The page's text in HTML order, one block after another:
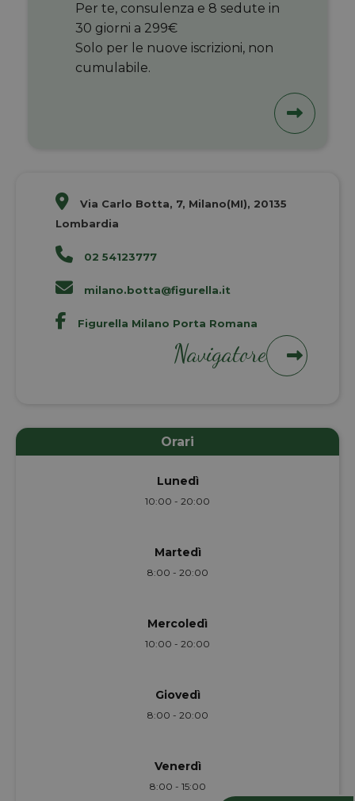
Per te, consulenza e 8 sedute in
30 giorni a 299€
Solo per le nuove iscrizioni, non
cumulabile.
Via Carlo Botta, 7, Milano(MI), 20135
Lombardia
02 54123777
milano.botta@figurella.it
Figurella Milano Porta Romana
Navigatore
Orari
Lunedì
10:00 - 20:00
Martedì
8:00 - 20:00
Mercoledì
10:00 - 20:00
Giovedì
8:00 - 20:00
Venerdì
8:00 - 15:00